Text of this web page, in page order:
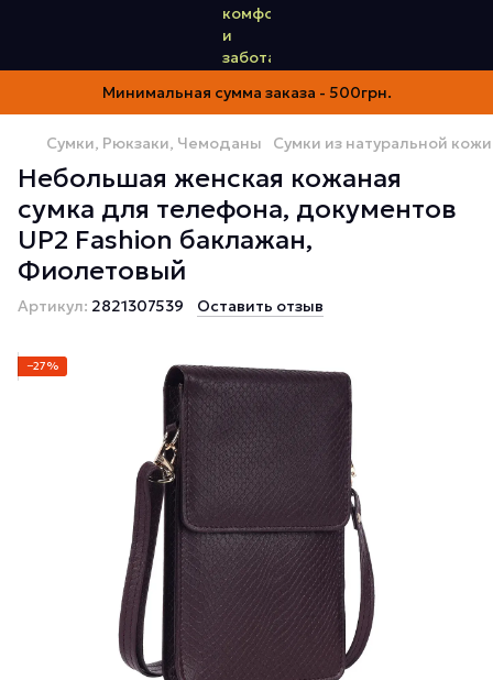
Минимальная сумма заказа - 500грн.
Сумки, Рюкзаки, Чемоданы Сумки из натуральной кожи
Небольшая женская кожаная
сумка для телефона, документов
UP2 Fashion баклажан,
Фиолетовый
Артикул: 2821307539 Оставить отзыв
−27%